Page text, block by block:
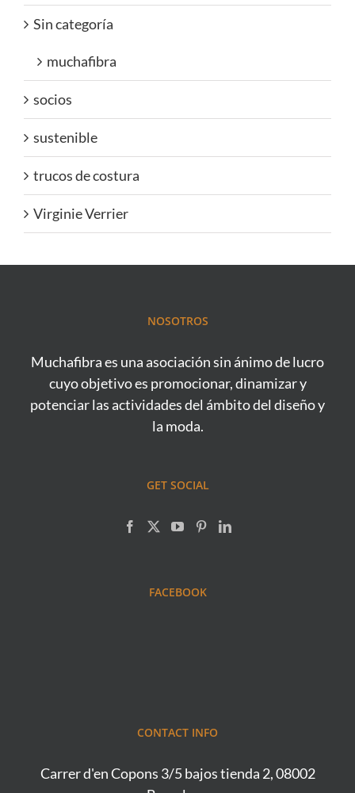
Sin categoría
muchafibra
socios
sustenible
trucos de costura
Virginie Verrier
NOSOTROS
Muchafibra es una asociación sin ánimo de lucro
cuyo objetivo es promocionar, dinamizar y
potenciar las actividades del ámbito del diseño y
la moda.
GET SOCIAL
FACEBOOK
CONTACT INFO
Carrer d'en Copons 3/5 bajos tienda 2, 08002